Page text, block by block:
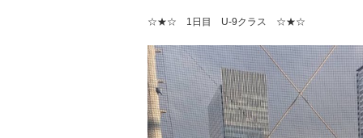
☆★☆ 1日目 U-9クラス ☆★☆